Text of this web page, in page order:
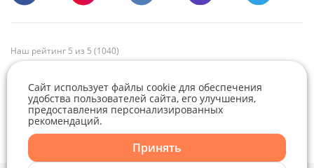
Наш рейтинг 5 из 5 (1040)
Сайт использует файлы cookie для обеспечения
удобства пользователей сайта, его улучшения,
предоставления персонализированных
рекомендаций.
Принять